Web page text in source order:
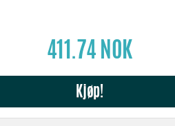
411.74 NOK
Kjøp!